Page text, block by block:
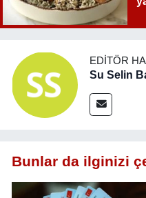
EDITÖR
Su Selin
Bunlar da ilginizi